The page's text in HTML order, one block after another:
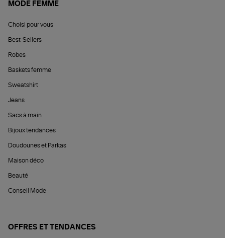
MODE FEMME
Choisi pour vous
Best-Sellers
Robes
Baskets femme
Sweatshirt
Jeans
Sacs à main
Bijoux tendances
Doudounes et Parkas
Maison déco
Beauté
Conseil Mode
OFFRES ET TENDANCES